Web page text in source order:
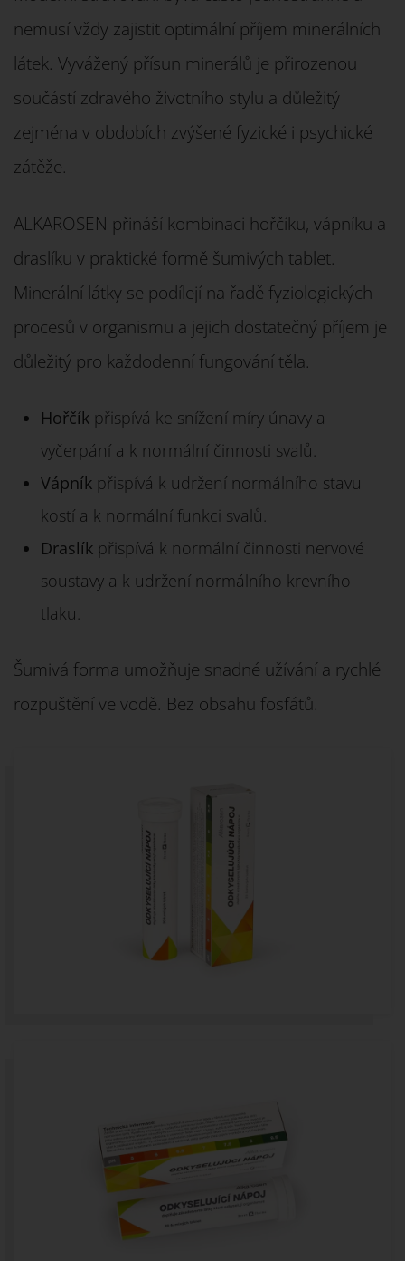
nemusí vždy zajistit optimální příjem minerálních
látek. Vyvážený přísun minerálů je přirozenou
součástí zdravého životního stylu a důležitý
zejména v obdobích zvýšené fyzické i psychické
zátěže.
ALKAROSEN přináší kombinaci hořčíku, vápníku a
draslíku v praktické formě šumivých tablet.
Minerální látky se podílejí na řadě fyziologických
procesů v organismu a jejich dostatečný příjem je
důležitý pro každodenní fungování těla.
Hořčík přispívá ke snížení míry únavy a
vyčerpání a k normální činnosti svalů.
Vápník přispívá k udržení normálního stavu
kostí a k normální funkci svalů.
Draslík přispívá k normální činnosti nervové
soustavy a k udržení normálního krevního
tlaku.
Šumivá forma umožňuje snadné užívání a rychlé
rozpuštění ve vodě. Bez obsahu fosfátů.